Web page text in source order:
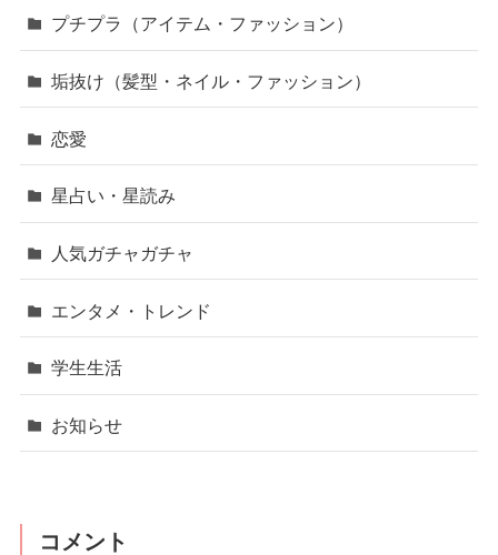
プチプラ（アイテム・ファッション）
垢抜け（髪型・ネイル・ファッション）
恋愛
星占い・星読み
人気ガチャガチャ
エンタメ・トレンド
学生生活
お知らせ
コメント